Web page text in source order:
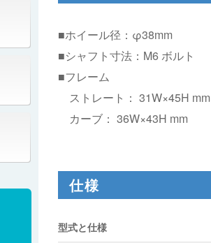
■ホイール径：φ38mm
■シャフト寸法：M6 ボルト
■フレーム
ストレート： 31W×45H mm
カーブ： 36W×43H mm
仕様
型式と仕様